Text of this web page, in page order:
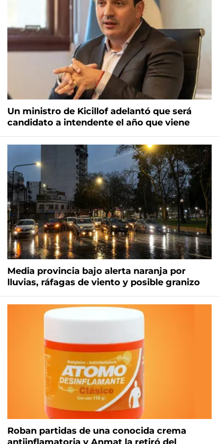
Un ministro de Kicillof adelantó que será
candidato a intendente el año que viene
Media provincia bajo alerta naranja por
lluvias, ráfagas de viento y posible granizo
Roban partidas de una conocida crema